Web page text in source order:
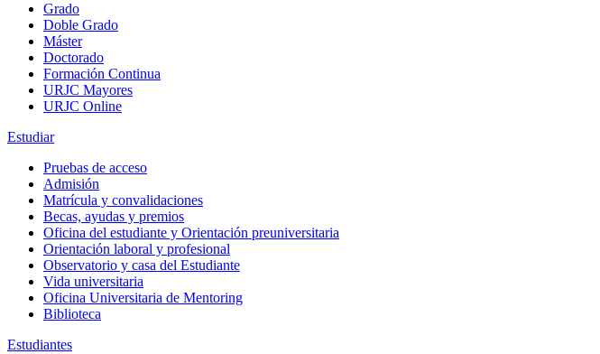
Grado
Doble Grado
Máster
Doctorado
Formación Continua
URJC Mayores
URJC Online
Estudiar
Pruebas de acceso
Admisión
Matrícula y convalidaciones
Becas, ayudas y premios
Oficina del estudiante y Orientación preuniversitaria
Orientación laboral y profesional
Observatorio y casa del Estudiante
Vida universitaria
Oficina Universitaria de Mentoring
Biblioteca
Estudiantes